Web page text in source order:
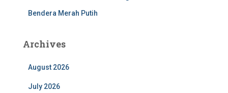
Bendera Merah Putih
Archives
August 2026
July 2026